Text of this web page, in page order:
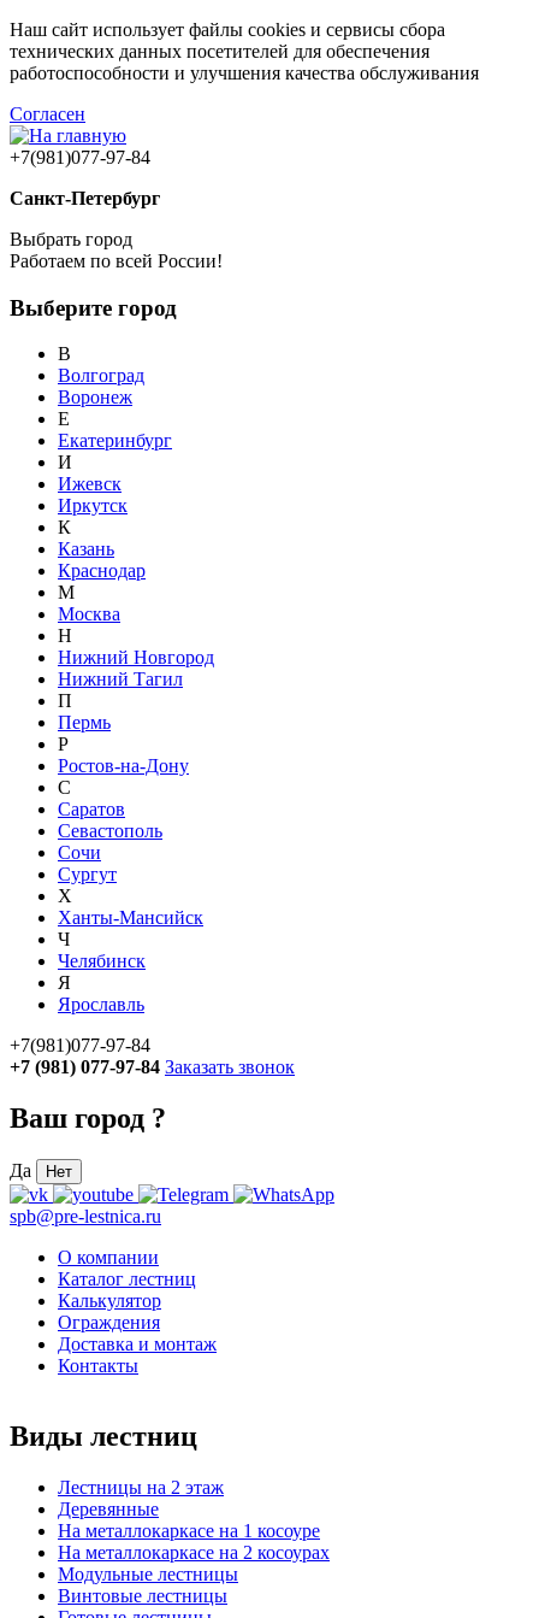
Наш сайт использует файлы cookies и сервисы сбора
технических данных посетителей для обеспечения
работоспособности и улучшения качества обслуживания
Согласен
+7(981)077-97-84
Санкт-Петербург
Выбрать город
Работаем по всей России!
Выберите город
В
Волгоград
Воронеж
Е
Екатеринбург
И
Ижевск
Иркутск
К
Казань
Краснодар
М
Москва
Н
Нижний Новгород
Нижний Тагил
П
Пермь
Р
Ростов-на-Дону
С
Саратов
Севастополь
Сочи
Сургут
Х
Ханты-Мансийск
Ч
Челябинск
Я
Ярославль
+7(981)077-97-84
+7 (981) 077-97-84 Заказать звонок
Ваш город ?
Да Нет
spb@pre-lestnica.ru
О компании
Каталог лестниц
Калькулятор
Ограждения
Доставка и монтаж
Контакты
Виды лестниц
Лестницы на 2 этаж
Деревянные
На металлокаркасе на 1 косоуре
На металлокаркасе на 2 косоурах
Модульные лестницы
Винтовые лестницы